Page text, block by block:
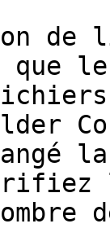
de
que